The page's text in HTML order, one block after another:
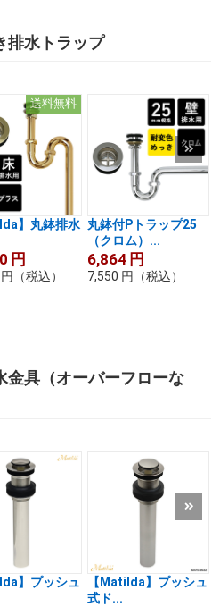
水トラップ
送料無料
】丸鉢排水
円
円 （税込）
丸鉢付Pトラップ25
（クロム）...
6,864 円
7,550 円 （税込）
具（オーバーフローな
】プッシュ
【Matilda】プッシュ
式ド...